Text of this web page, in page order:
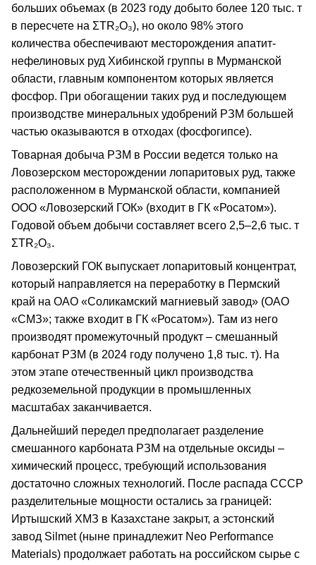
больших объемах (в 2023 году добыто более 120 тыс. т
в пересчете на ΣTR₂O₃), но около 98% этого
количества обеспечивают месторождения апатит-
нефелиновых руд Хибинской группы в Мурманской
области, главным компонентом которых является
фосфор. При обогащении таких руд и последующем
производстве минеральных удобрений РЗМ большей
частью оказываются в отходах (фосфогипсе).
Товарная добыча РЗМ в России ведется только на
Ловозерском месторождении лопаритовых руд, также
расположенном в Мурманской области, компанией
ООО «Ловозерский ГОК» (входит в ГК «Росатом»).
Годовой объем добычи составляет всего 2,5–2,6 тыс. т
ΣTR₂O₃.
Ловозерский ГОК выпускает лопаритовый концентрат,
который направляется на переработку в Пермский
край на ОАО «Соликамский магниевый завод» (ОАО
«СМЗ»; также входит в ГК «Росатом»). Там из него
производят промежуточный продукт – смешанный
карбонат РЗМ (в 2024 году получено 1,8 тыс. т). На
этом этапе отечественный цикл производства
редкоземельной продукции в промышленных
масштабах заканчивается.
Дальнейший передел предполагает разделение
смешанного карбоната РЗМ на отдельные оксиды –
химический процесс, требующий использования
достаточно сложных технологий. После распада СССР
разделительные мощности остались за границей:
Иртышский ХМЗ в Казахстане закрыт, а эстонский
завод Silmet (ныне принадлежит Neo Performance
Materials) продолжает работать на российском сырье с